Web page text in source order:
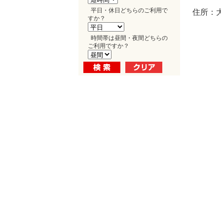
平日・休日どちらのご利用で
すか？
時間帯は昼間・夜間どちらの
ご利用ですか？
住所：